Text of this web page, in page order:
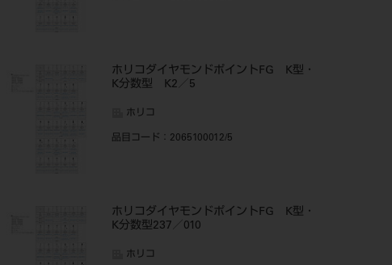
ホリコダイヤモンドポイントFG K型・
K分数型 K2／5
ホリコ
品目コード ：2065100012/5
ホリコダイヤモンドポイントFG K型・
K分数型237／010
ホリコ